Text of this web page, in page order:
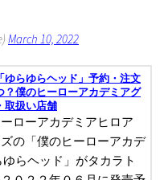
March 10, 2022
ゆらゆらヘッド」予約・注文
？僕のヒーローアカデミアグ
取扱い店舗
ーローアカデミアヒロア
の「僕のヒーローアカデ
ゆらヘッド」がタカラト